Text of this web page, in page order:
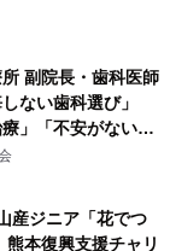
副院長・歯科医師
ない歯科選び」
療」「不安がない治
専門監修
産ジニア「花でつ
本復興支援チャリ